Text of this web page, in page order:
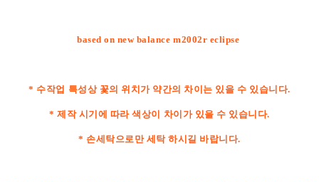
based on new balance m2002r eclipse
* 수작업 특성상 꽃의 위치가 약간의 차이는 있을 수 있습니다.
* 제작 시기에 따라 색상이 차이가 있을 수 있습니다.
* 손세탁으로만 세탁 하시길 바랍니다.